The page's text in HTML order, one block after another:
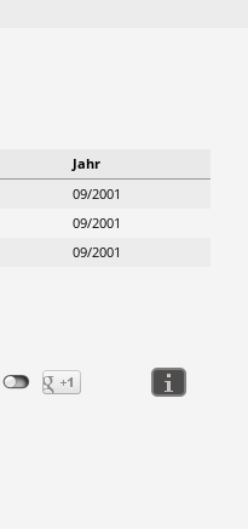
Jahr
09/2001
09/2001
09/2001